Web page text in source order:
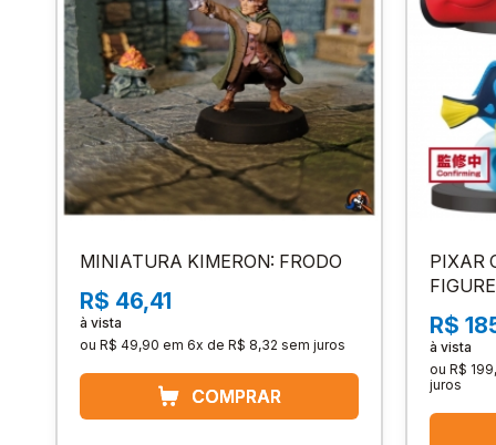
MINIATURA KIMERON: FRODO
R$ 46,41
à vista
ou R$ 49,90 em 6x de R$ 8,32 sem juros
PIXAR
R$
à vista
ou R$
juros